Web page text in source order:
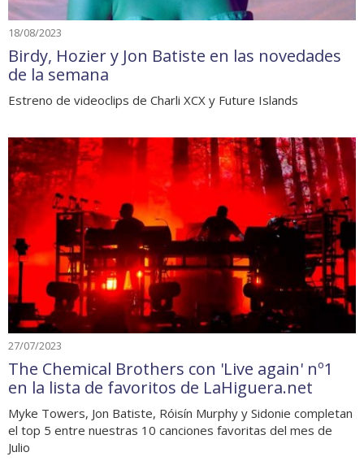
18/08/2023
Birdy, Hozier y Jon Batiste en las novedades
de la semana
Estreno de videoclips de Charli XCX y Future Islands
27/07/2023
The Chemical Brothers con 'Live again' nº1
en la lista de favoritos de LaHiguera.net
Myke Towers, Jon Batiste, Róisín Murphy y Sidonie completan
el top 5 entre nuestras 10 canciones favoritas del mes de
Julio